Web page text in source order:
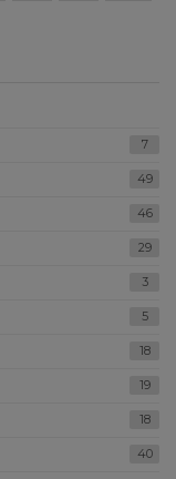
7
49
46
29
3
5
18
19
18
40